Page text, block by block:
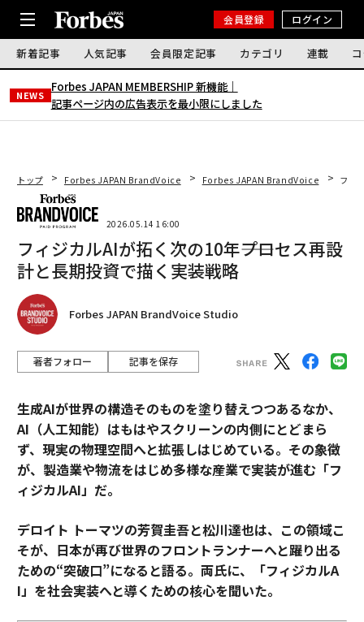
会員登録 ログイン
新着記事 人気記事 会員限定記事 カテゴリ 連載
NEWS
Forbes JAPAN MEMBERSHIP 新機能｜
記事ページ内の広告表示を最小限にしました
トップ Forbes JAPAN BrandVoice Forbes JAPAN BrandVoice フィ
2026.05.14 16:00
フィジカルAIが拓く次の10年――プロセス再設
計と長期投資で描く実装戦略
Forbes JAPAN BrandVoice Studio
著者フォロー 記事を保存
生成AIが世界の構造そのものを塗り替えつつあるなか、
AI（人工知能）はもはやスクリーンの内側にとどまら
ず、現実の物理空間へと拡張しはじめている。その象徴
が、製造業や物流をはじめ多様な産業で実装が進む「フ
ィジカルAI」だ。
デロイト トーマツの芳賀圭吾と松川達也は、この領域こ
そが、日本が再び世界のフロントランナーへと躍り出る
ための“突破口”になると語る。両氏に、「フィジカルA
I」を社会実装へと導くための核心を聞いた。